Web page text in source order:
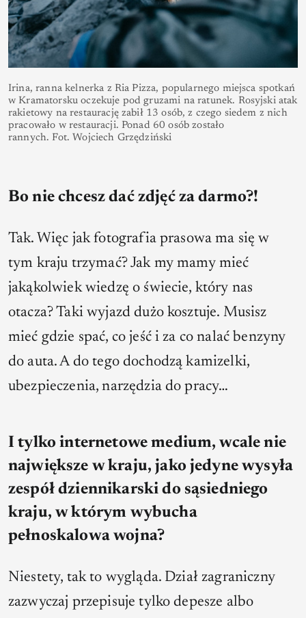
Irina, ranna kelnerka z Ria Pizza, popularnego miejsca spotkań
w Kramatorsku oczekuje pod gruzami na ratunek. Rosyjski atak
rakietowy na restaurację zabił 13 osób, z czego siedem z nich
pracowało w restauracji. Ponad 60 osób zostało
rannych. Fot. Wojciech Grzędziński
Bo nie chcesz dać zdjęć za darmo?!
Tak. Więc jak fotografia prasowa ma się w
tym kraju trzymać? Jak my mamy mieć
jakąkolwiek wiedzę o świecie, który nas
otacza? Taki wyjazd dużo kosztuje. Musisz
mieć gdzie spać, co jeść i za co nalać benzyny
do auta. A do tego dochodzą kamizelki,
ubezpieczenia, narzędzia do pracy…
I tylko internetowe medium, wcale nie
największe w kraju, jako jedyne wysyła
zespół dziennikarski do sąsiedniego
kraju, w którym wybucha
pełnoskalowa wojna?
Niestety, tak to wygląda. Dział zagraniczny
zazwyczaj przepisuje tylko depesze albo